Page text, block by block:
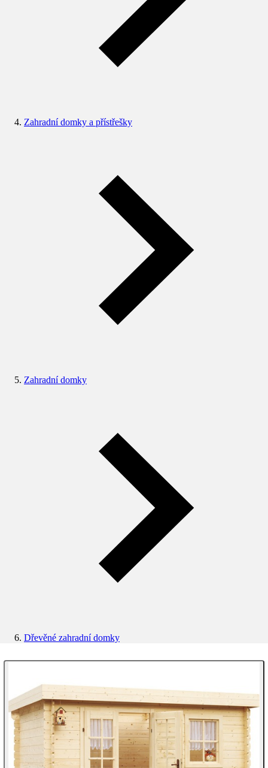
Zahradní domky a přístřešky
Zahradní domky
Dřevěné zahradní domky